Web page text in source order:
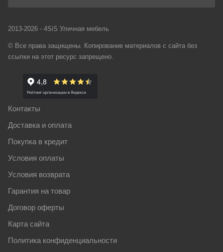
2013-2026 - 4SiS Уличная мебель
© Все права защищены. Копирование материалов с сайта без
ссылки на этот ресурс запрещено.
Контакты
Доставка и оплата
Покупка в кредит
Условия оплаты
Условия возврата
Гарантия на товар
Договор оферты
Карта сайта
Политика конфиденциальности